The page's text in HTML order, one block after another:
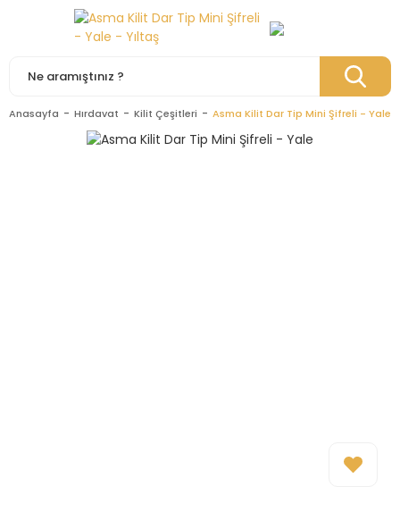
Anasayfa Hırdavat Kilit Çeşitleri Asma Kilit Dar Tip Mini Şifreli - Yale